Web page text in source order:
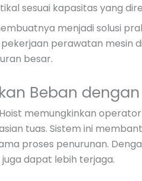
sesuai kapasitas yang
menjadi solusi
perawatan mesin
besar.
Beban
memungkinkan
tuas. Sistem ini
proses penurunan.
dapat lebih terjaga.